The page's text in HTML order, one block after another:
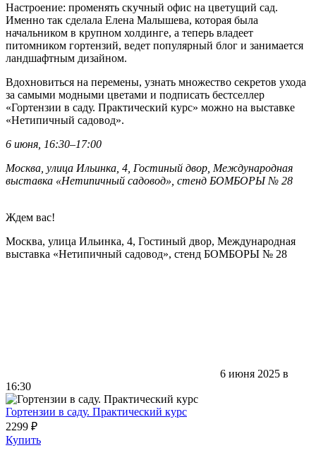
Настроение: променять скучный офис на цветущий сад.
Именно так сделала Елена Малышева, которая была
начальником в крупном холдинге, а теперь владеет
питомником гортензий, ведет популярный блог и занимается
ландшафтным дизайном.
Вдохновиться на перемены, узнать множество секретов ухода
за самыми модными цветами и подписать бестселлер
«Гортензии в саду. Практический курс» можно на выставке
«Нетипичный садовод».
6 июня, 16:30–17:00
Москва, улица Ильинка, 4, Гостиный двор, Международная
выставка «Нетипичный садовод», стенд БОМБОРЫ № 28
Ждем вас!
Москва, улица Ильинка, 4, Гостиный двор, Международная
выставка «Нетипичный садовод», стенд БОМБОРЫ № 28
6 июня 2025 в
16:30
Гортензии в саду. Практический курс
2299 ₽
Купить